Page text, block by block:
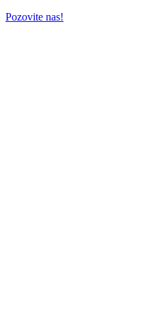
Pozovite nas!